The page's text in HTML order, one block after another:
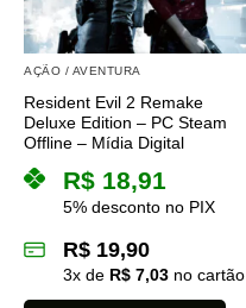
ser
escolhidas
do
produto
AÇÃO / AVENTURA
Resident Evil 2 Remake
Deluxe Edition – PC Steam
Offline – Mídia Digital
R$ 18,91
5% desconto no PIX
R$ 19,90
3x de R$ 7,03 no cartão